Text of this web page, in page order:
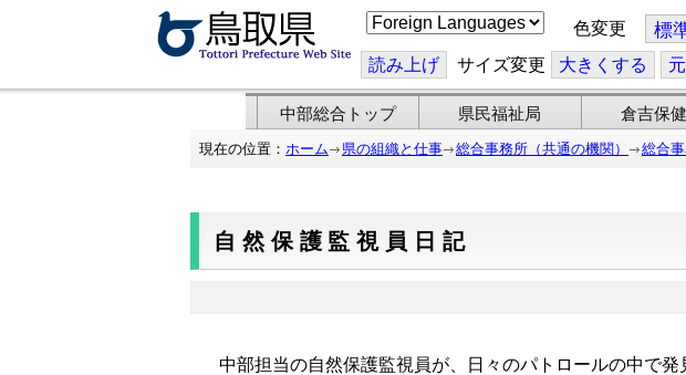
こ
の
ジ
を
翻
訳
す
色変更 標
読み上げ サイズ変更 大きくする 元
中部総合トップ 県民福祉局 倉吉保
現在の位置： ホーム 県の組織と仕事 総合事務所（共通の機関） 総合
自然保護監視員日記
中部担当の自然保護監視員が、日々のパトロールの中で